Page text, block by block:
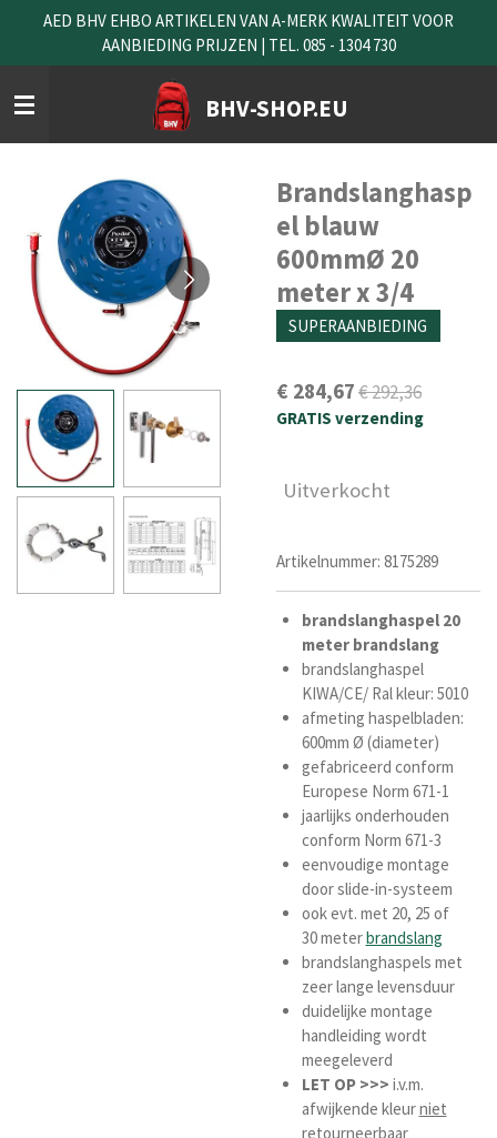
naar
de
hoofdinhoud
BHV-SHOP.EU
AED BHV EHBO ARTIKELEN VAN A-MERK KWALITEIT VOOR
AANBIEDING PRIJZEN | TEL. 085 - 1304 730
Brandslanghasp
el blauw
600mmØ 20
meter x 3/4
SUPERAANBIEDING
€ 284,67€ 292,36
GRATIS verzending
Uitverkocht
Artikelnummer: 8175289
brandslanghaspel 20
meter brandslang
brandslanghaspel
KIWA/CE/ Ral kleur: 5010
afmeting haspelbladen:
600mm Ø (diameter)
gefabriceerd conform
Europese Norm 671-1
jaarlijks onderhouden
conform Norm 671-3
eenvoudige montage
door slide-in-systeem
ook evt. met 20, 25 of
30meterbrandslang
brandslanghaspels met
zeer lange levensduur
duidelijke montage
handleiding wordt
meegeleverd
LET OP >>> i.v.m.
afwijkende kleurniet
retourneerbaar